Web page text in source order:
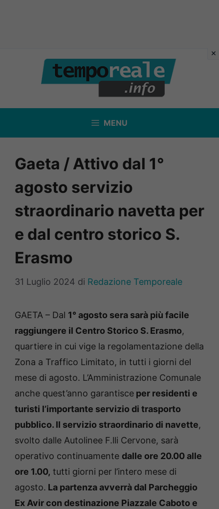
contenuto
MENU
Gaeta / Attivo dal 1°
agosto servizio
straordinario navetta per
e dal centro storico S.
Erasmo
31 Luglio 2024 di Redazione Temporeale
GAETA – Dal 1° agosto sera sarà più facile
raggiungere il Centro Storico S. Erasmo,
quartiere in cui vige la regolamentazione della
Zona a Traffico Limitato, in tutti i giorni del
mese di agosto. L’Amministrazione Comunale
anche quest’anno garantisce per residenti e
turisti l’importante servizio di trasporto
pubblico. Il servizio straordinario di navette,
svolto dalle Autolinee F.lli Cervone, sarà
operativo continuamente dalle ore 20.00 alle
ore 1.00, tutti giorni per l’intero mese di
agosto. La partenza avverrà dal Parcheggio
Ex Avir con destinazione Piazzale Caboto e